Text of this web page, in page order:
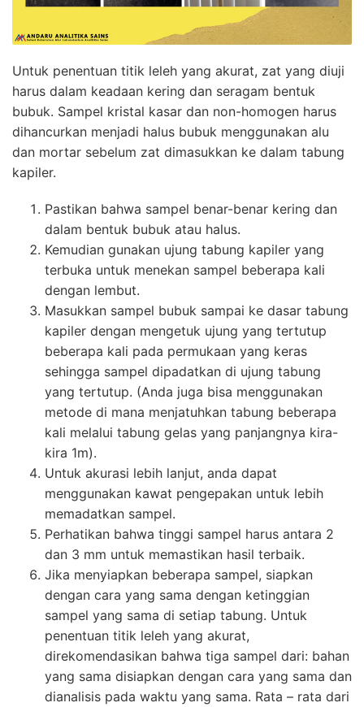
Untuk penentuan titik leleh yang akurat, zat yang diuji
harus dalam keadaan kering dan seragam bentuk
bubuk. Sampel kristal kasar dan non-homogen harus
dihancurkan menjadi halus bubuk menggunakan alu
dan mortar sebelum zat dimasukkan ke dalam tabung
kapiler.
Pastikan bahwa sampel benar-benar kering dan
dalam bentuk bubuk atau halus.
Kemudian gunakan ujung tabung kapiler yang
terbuka untuk menekan sampel beberapa kali
dengan lembut.
Masukkan sampel bubuk sampai ke dasar tabung
kapiler dengan mengetuk ujung yang tertutup
beberapa kali pada permukaan yang keras
sehingga sampel dipadatkan di ujung tabung
yang tertutup. (Anda juga bisa menggunakan
metode di mana menjatuhkan tabung beberapa
kali melalui tabung gelas yang panjangnya kira-
kira 1m).
Untuk akurasi lebih lanjut, anda dapat
menggunakan kawat pengepakan untuk lebih
memadatkan sampel.
Perhatikan bahwa tinggi sampel harus antara 2
dan 3 mm untuk memastikan hasil terbaik.
Jika menyiapkan beberapa sampel, siapkan
dengan cara yang sama dengan ketinggian
sampel yang sama di setiap tabung. Untuk
penentuan titik leleh yang akurat,
direkomendasikan bahwa tiga sampel dari: bahan
yang sama disiapkan dengan cara yang sama dan
dianalisis pada waktu yang sama. Rata – rata dari